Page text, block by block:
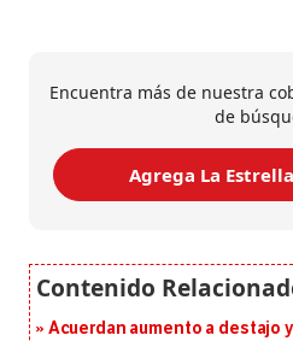
Encuentra más de nuestra
de
Agrega La
Acuerdan aumento a destajo